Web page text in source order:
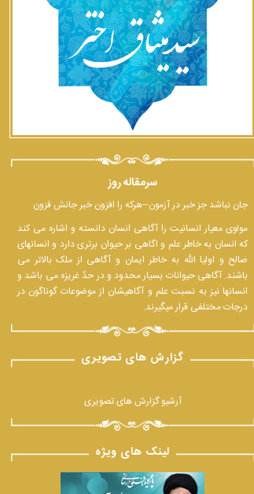
سرمقاله روز
جان نباشد جز خبر در آزمون--هرکه را افزون خبر جانش فزون
مولوی معیار انسانیت را آگاهی انسان دانسته و اشاره می کند
که انسان به خاطر علم و اگاهی بر حیوان برتری دارد و انسانهای
صالح و اولیا الله به خاطر ایمان و آگاهی از ملک بالاتر می
باشند. آگاهی حیوانات بسیار محدود و در حدّ غریزه می باشد و
انسانها نیز به نسبت علم و آگاهیشان از موضوعات گوناگون در
درجات مختلفی قرار میگیرند.
گزارش های تصویری
آرشیو گزارش های تصویری
لینک های ویژه